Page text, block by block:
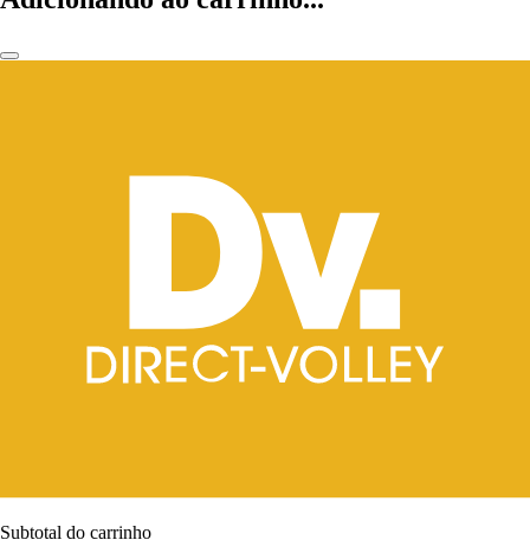
Subtotal do carrinho